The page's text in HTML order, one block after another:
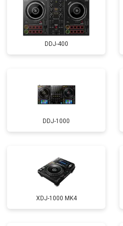
DDJ-400
DDJ-1000
XDJ-1000 MK4